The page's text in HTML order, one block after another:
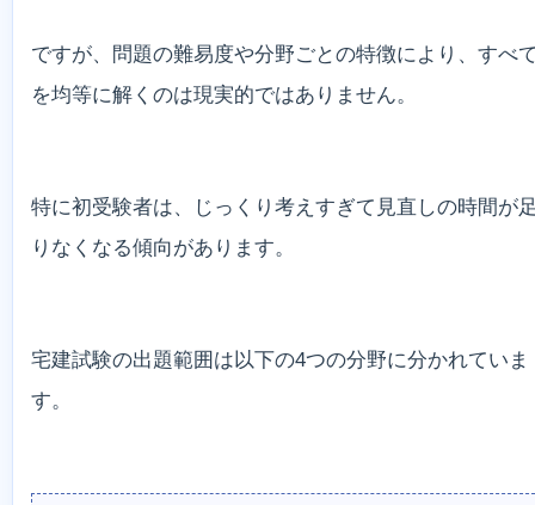
ですが、問題の難易度や分野ごとの特徴により、すべ
を均等に解くのは現実的ではありません。
特に初受験者は、じっくり考えすぎて見直しの時間が
りなくなる傾向があります。
宅建試験の出題範囲は以下の4つの分野に分かれていま
す。